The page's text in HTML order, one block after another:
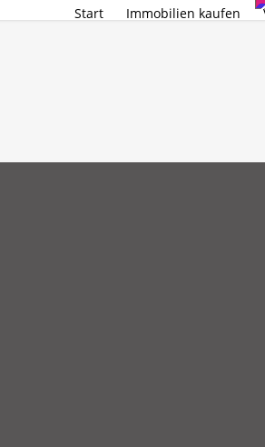
Start Immobilien kaufen